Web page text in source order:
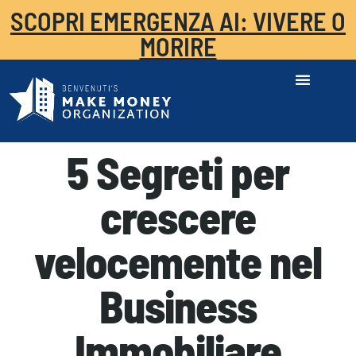
SCOPRI EMERGENZA AI: VIVERE O
MORIRE
5 Segreti per
crescere
velocemente nel
Business